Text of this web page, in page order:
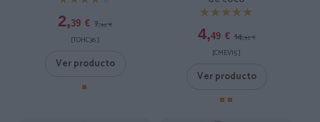
2,39 € 7,95 €
[TOHC36 ]
Ver producto
★★★★★
★★★★★
4,49 € 14,95 €
[CMEV15 ]
Ver producto